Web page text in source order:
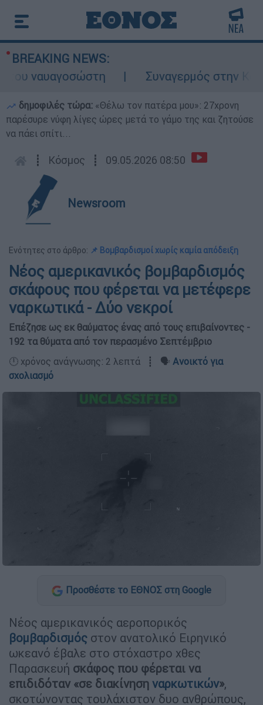
BREAKING NEWS:
ναυαγοσώστη
Συναγερμός στην
δημοφιλές τώρα: «Θέλω τον πατέρα μου»: 27χρονη
παρέσυρε νύφη λίγες ώρες μετά το γάμο της και ζητούσε
να πάει σπίτι...
┋ Κόσμος ┋ 09.05.2026 08:50
Newsroom
Ενότητες στο άρθρο: 📌 Βομβαρδισμοί χωρίς καμία απόδειξη
Νέος αμερικανικός βομβαρδισμός
σκάφους που φέρεται να μετέφερε
ναρκωτικά - Δύο νεκροί
Επέζησε ως εκ θαύματος ένας από τους επιβαίνοντες -
192 τα θύματα από τον περασμένο Σεπτέμβριο
🕛 χρόνος ανάγνωσης: 2 λεπτά ┋ 🗣️ Ανοικτό για
σχολιασμό
Προσθέστε το ΕΘΝΟΣ στη Google
Νέος αμερικανικός αεροπορικός
βομβαρδισμός στον ανατολικό Ειρηνικό
ωκεανό έβαλε στο στόχαστρο χθες
Παρασκευή σκάφος που φέρεται να
επιδιδόταν «σε διακίνηση ναρκωτικών»,
σκοτώνοντας τουλάχιστον δυο ανθρώπους,